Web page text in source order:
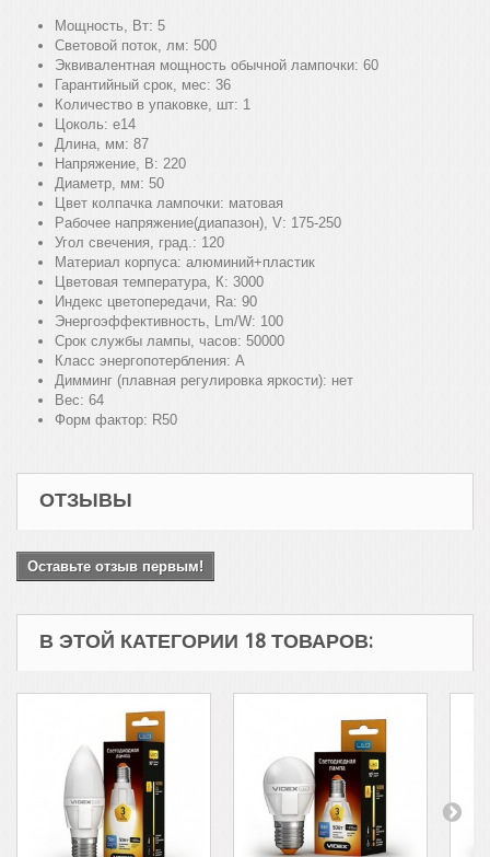
Мощность, Вт: 5
Световой поток, лм: 500
Эквивалентная мощность обычной лампочки: 60
Гарантийный срок, мес: 36
Количество в упаковке, шт: 1
Цоколь: е14
Длина, мм: 87
Напряжение, В: 220
Диаметр, мм: 50
Цвет колпачка лампочки: матовая
Рабочее напряжение(диапазон), V: 175-250
Угол свечения, град.: 120
Материал корпуса: алюминий+пластик
Цветовая температура, К: 3000
Индекс цветопередачи, Ra: 90
Энергоэффективность, Lm/W: 100
Срок службы лампы, часов: 50000
Класс энергопотербления: А
Димминг (плавная регулировка яркости): нет
Вес: 64
Форм фактор: R50
ОТЗЫВЫ
Оставьте отзыв первым!
В ЭТОЙ КАТЕГОРИИ 18 ТОВАРОВ: